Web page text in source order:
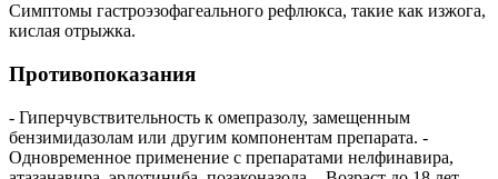
Симптомы гастроэзофагеального рефлюкса, такие как изжога,
кислая отрыжка.
Противопоказания
- Гиперчувствительность к омепразолу, замещенным
бензимидазолам или другим компонентам препарата. -
Одновременное применение с препаратами нелфинавира,